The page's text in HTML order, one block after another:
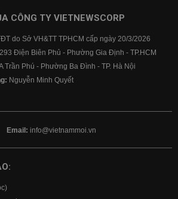
CÔNG TY VIETNEWSCORP
do Sở VH&TT TPHCM cấp ngày 20/3/2026
Điện Biên Phủ - Phường Gia Định - TP.HCM
Trần Phú - Phường Ba Đình - TP. Hà Nội
Nguyễn Minh Quyết
Email: info@vietnammoi.vn